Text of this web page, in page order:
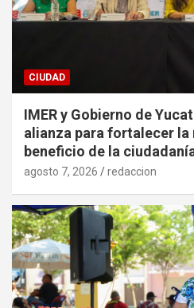
CIUDAD
IMER y Gobierno de
alianza para fortalecer la
beneficio de la
agosto 7, 2026 redaccion